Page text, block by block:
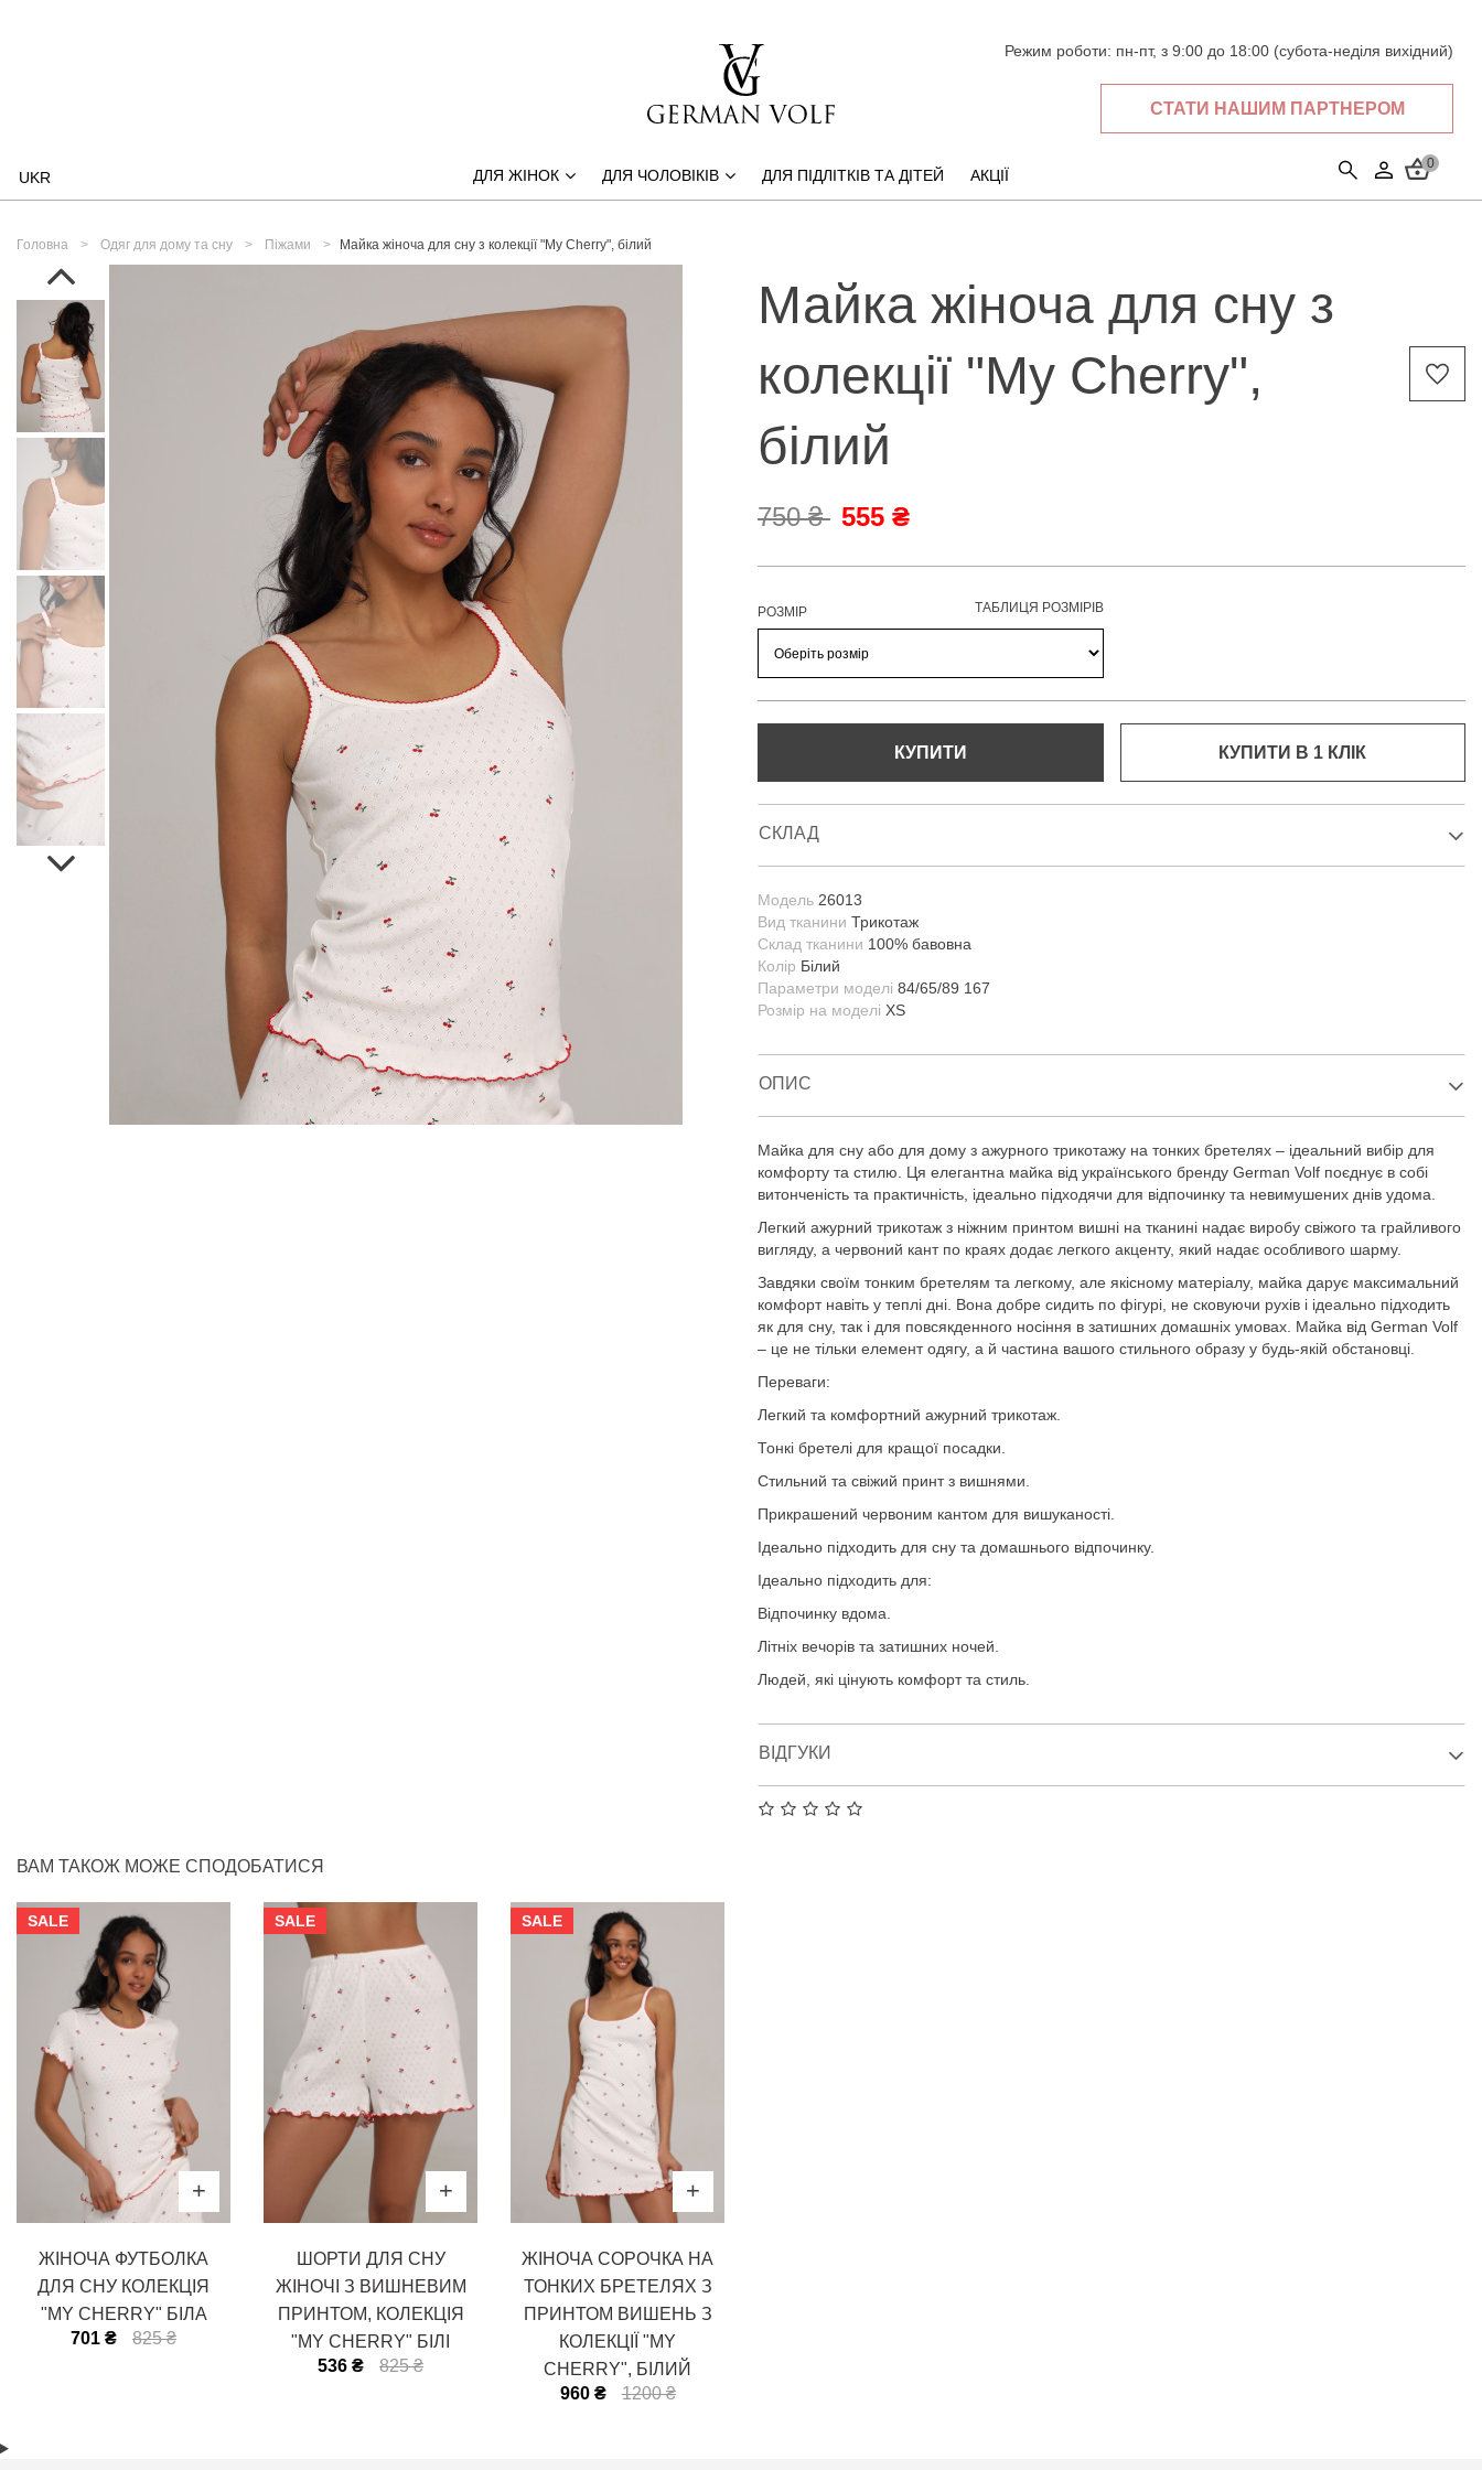
UKR
Режим роботи: пн-пт, з 9:00 до 18:00 (субота-неділя вихідний)
СТАТИ НАШИМ ПАРТНЕРОМ
0
ДЛЯ ЖІНОК ДЛЯ ЧОЛОВІКІВ ДЛЯ ПІДЛІТКІВ ТА ДІТЕЙ АКЦІЇ
Головна Одяг для дому та сну Піжами Майка жіноча для сну з колекції "My Cherry", білий
Майка жіноча для сну з
колекції "My Cherry",
білий
750 ₴ 555 ₴
РОЗМІР ТАБЛИЦЯ РОЗМІРІВ
КУПИТИ КУПИТИ В 1 КЛIК
СКЛАД
Модель 26013
Вид тканини Трикотаж
Склад тканини 100% бавовна
Колір Білий
Параметри моделі 84/65/89 167
Розмір на моделі XS
ОПИС
Майка для сну або для дому з ажурного трикотажу на тонких бретелях – ідеальний вибір для
комфорту та стилю. Ця елегантна майка від українського бренду German Volf поєднує в собі
витонченість та практичність, ідеально підходячи для відпочинку та невимушених днів удома.
Легкий ажурний трикотаж з ніжним принтом вишні на тканині надає виробу свіжого та грайливого
вигляду, а червоний кант по краях додає легкого акценту, який надає особливого шарму.
Завдяки своїм тонким бретелям та легкому, але якісному матеріалу, майка дарує максимальний
комфорт навіть у теплі дні. Вона добре сидить по фігурі, не сковуючи рухів і ідеально підходить
як для сну, так і для повсякденного носіння в затишних домашніх умовах. Майка від German Volf
– це не тільки елемент одягу, а й частина вашого стильного образу у будь-якій обстановці.
Переваги:
Легкий та комфортний ажурний трикотаж.
Тонкі бретелі для кращої посадки.
Стильний та свіжий принт з вишнями.
Прикрашений червоним кантом для вишуканості.
Ідеально підходить для сну та домашнього відпочинку.
Ідеально підходить для:
Відпочинку вдома.
Літніх вечорів та затишних ночей.
Людей, які цінують комфорт та стиль.
ВІДГУКИ
ВАМ ТАКОЖ МОЖЕ СПОДОБАТИСЯ
SALE
ЖІНОЧА ФУТБОЛКА
ДЛЯ СНУ КОЛЕКЦІЯ
"MY CHERRY" БІЛА
701 ₴
825 ₴
SALE
ШОРТИ ДЛЯ СНУ
ЖІНОЧІ З ВИШНЕВИМ
ПРИНТОМ, КОЛЕКЦІЯ
"MY CHERRY" БІЛІ
536 ₴
825 ₴
SALE
ЖІНОЧА СОРОЧКА НА
ТОНКИХ БРЕТЕЛЯХ З
ПРИНТОМ ВИШЕНЬ З
КОЛЕКЦІЇ "MY
CHERRY", БІЛИЙ
960 ₴
1200 ₴